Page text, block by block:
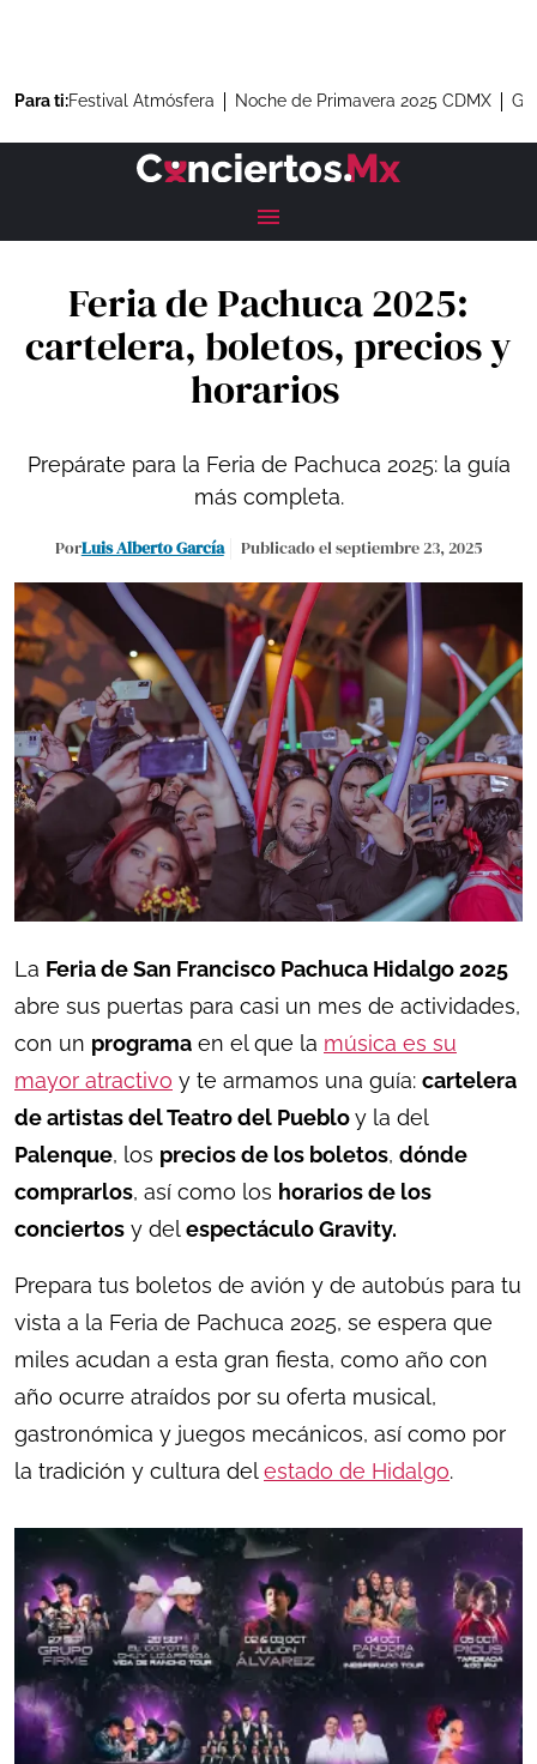
Para ti:Festival Atmósfera Noche de Primavera 2025 CDMX
Feria de Pachuca 2025:
cartelera, boletos, precios y
horarios
Prepárate para la Feria de Pachuca 2025: la guía
más completa.
PorLuis Alberto García Publicado el septiembre 23, 2025
La Feria de San Francisco Pachuca Hidalgo 2025
abre sus puertas para casi un mes de actividades,
con un programa en el que la música es su
mayor atractivo y te armamos una guía: cartelera
de artistas del Teatro del Puebloy la del
Palenque, los precios de los boletos, dónde
comprarlos, así como los horarios de los
conciertos y delespectáculo Gravity.
Prepara tus boletos de avión y de autobús para tu
vista a la Feria de Pachuca 2025, se espera que
miles acudan a esta gran fiesta, como año con
año ocurre atraídos por su oferta musical,
gastronómica y juegos mecánicos, así como por
la tradición y cultura delestado de Hidalgo.